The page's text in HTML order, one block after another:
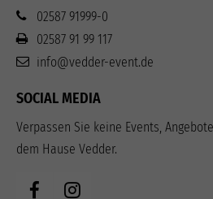
02587 91999-0
02587 91 99 117
info@vedder-event.de
SOCIAL MEDIA
Verpassen Sie keine Events,
dem Hause Vedder.